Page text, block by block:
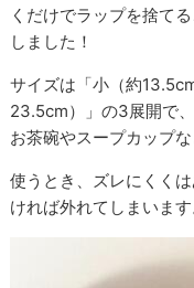
くだけでラップを捨て
しました！
サイズは「小（約
23.5cm）」の3展開で
お茶碗やスープカップ
使うとき、ズレにくく
ければ外れてしまいま